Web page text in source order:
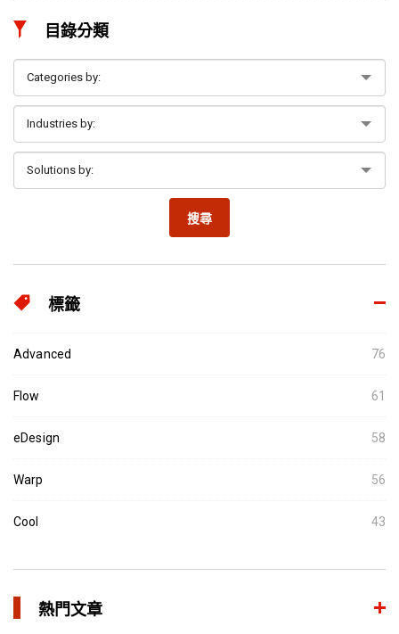
目錄分類
搜尋
標籤
Advanced 76
Flow 61
eDesign 58
Warp 56
Cool 43
熱門文章